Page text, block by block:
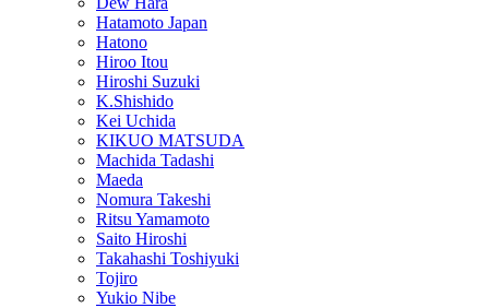
Hatamoto Japan
Hatono
Hiroo Itou
Hiroshi Suzuki
K.Shishido
Kei Uchida
KIKUO MATSUDA
Machida Tadashi
Maeda
Nomura Takeshi
Ritsu Yamamoto
Saito Hiroshi
Takahashi Toshiyuki
Tojiro
Yukio Nibe